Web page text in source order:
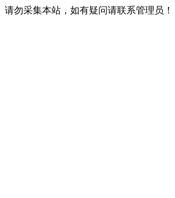
请勿采集本站，如有疑问请联系管理员！